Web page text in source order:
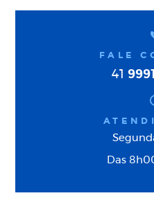
FALE
41
Das